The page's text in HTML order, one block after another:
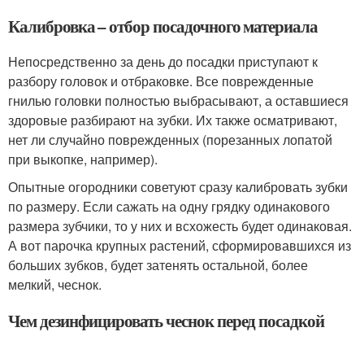
Калибровка – отбор посадочного материала
Непосредственно за день до посадки приступают к
разбору головок и отбраковке. Все поврежденные
гнилью головки полностью выбрасывают, а оставшиеся
здоровые разбирают на зубки. Их также осматривают,
нет ли случайно поврежденных (порезанных лопатой
при выкопке, например).
Опытные огородники советуют сразу калибровать зубки
по размеру. Если сажать на одну грядку одинакового
размера зубчики, то у них и всхожесть будет одинаковая.
А вот парочка крупных растений, сформировавшихся из
больших зубков, будет затенять остальной, более
мелкий, чеснок.
Чем дезинфицировать чеснок перед посадкой